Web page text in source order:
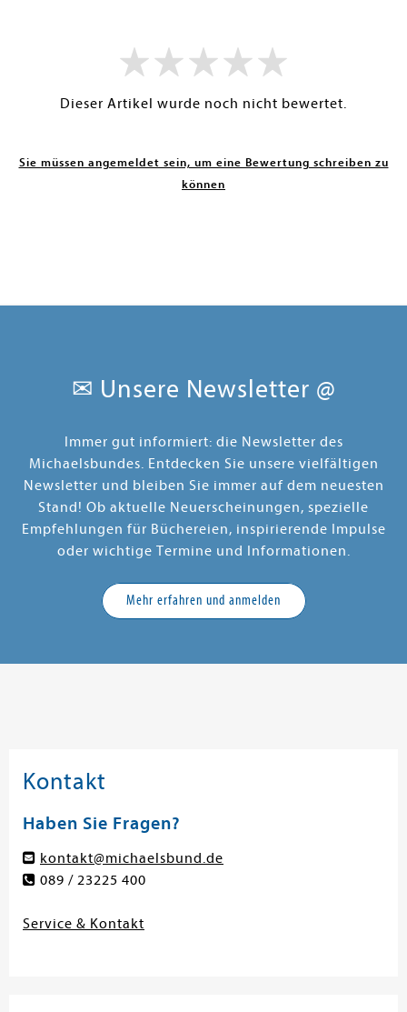
Dieser Artikel wurde noch nicht bewertet.
Sie müssen angemeldet sein, um eine Bewertung schreiben zu
können
✉ Unsere Newsletter @
Immer gut informiert: die Newsletter des
Michaelsbundes. Entdecken Sie unsere vielfältigen
Newsletter und bleiben Sie immer auf dem neuesten
Stand! Ob aktuelle Neuerscheinungen, spezielle
Empfehlungen für Büchereien, inspirierende Impulse
oder wichtige Termine und Informationen.
Mehr erfahren und anmelden
Kontakt
Haben Sie Fragen?
kontakt@michaelsbund.de
089 / 23225 400
Service & Kontakt